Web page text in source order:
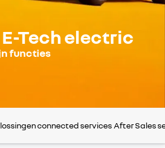
Tech electric
functies
connected services After Sales